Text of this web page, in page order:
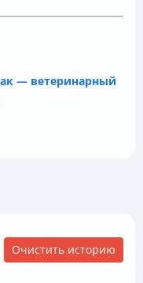
— ветеринарный
Очистить историю